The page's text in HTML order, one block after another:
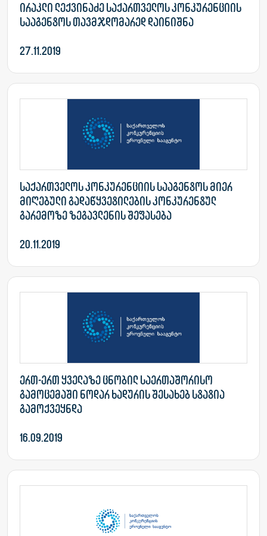
ირაკლი ლექვინაძე საქართველოს კონკურენციის
სააგენტოს თავმჯდომარედ დაინიშნა
27.11.2019
საქართველოს კონკურენციის სააგენტოს მიერ
მიღებული გადაწყვეტილების კონკურენტულ
გარემოზე ზეგავლენის შეფასება
20.11.2019
ერთ-ერთ ყველაზე ცნობილ საერთაშორისო
გამოცემაში ნოდარ ხადურის შესახებ სტატია
გამოქვეყნდა
16.09.2019